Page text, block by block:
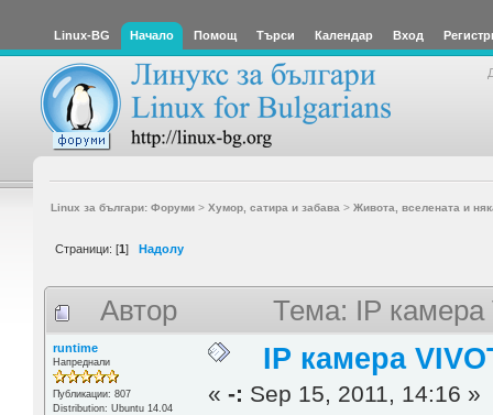
Linux-BG Начало Помощ Търси Календар Вход
Linux за българи: Форуми> Хумор, сатира и забава > Живота, вселената и
Страници: [1] Надолу
Автор Тема: IP
runtime
Напреднали
Публикации: 807
Distribution: Ubuntu 14.04
IP камера
«-: Sep 15, 2011, 14:16 »